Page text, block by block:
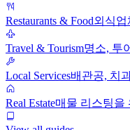
Restaurants & Food외식
Travel & Tourism명소, 투
Local Services배관공, 치
Real Estate매물 리스팅을